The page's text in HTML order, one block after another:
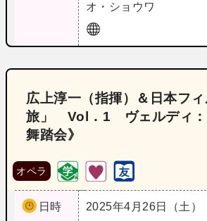
オ・ショウワ
広上淳一（指揮）＆日本フ
旅」 Vol．1 ヴェルディ：
舞踏会》
オペラ
日時
2025年4月26日（土）